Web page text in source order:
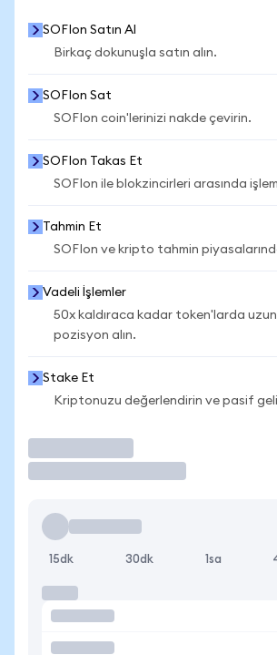
SOFIon Satın Al
Birkaç dokunuşla satın alın.
SOFIon Sat
SOFIon coin'lerinizi nakde çevirin.
SOFIon Takas Et
SOFIon ile blokzincirleri arasında
Tahmin Et
SOFIon ve kripto tahmin
Vadeli İşlemler
50x kaldıraca kadar token'larda uzun
pozisyon alın.
Stake Et
Kriptonuzu değerlendirin ve pasif
15dk 30dk 1sa